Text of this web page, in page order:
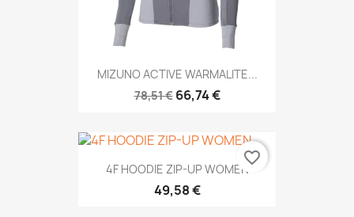
MIZUNO ACTIVE WARMALITE...
78,51 € 66,74 €
4F HOODIE ZIP-UP WOMEN
49,58 €
favorite_border